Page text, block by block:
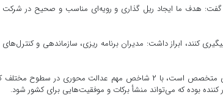
گفت: هدف ما ایجاد ریل گذاری و رویه‌ای مناسب و صحیح در شرکت
کنند، ابراز داشت: مدیران برنامه ریزی، سازماندهی و کنترل‌های
مدیرعامل شرکت پایانه‌های نفتی ایران گفت: انتخاب دکتر پزشکیان که فردی متخصص است، با ۲ شاخص مهم عدالت محوری در
کننده بوده که می‌تواند منشأ برکات و موفقیت‌هایی برای کشور شود.